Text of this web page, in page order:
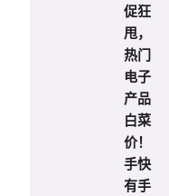
促狂
甩，
热门
电子
产品
白菜
价！
手快
有手